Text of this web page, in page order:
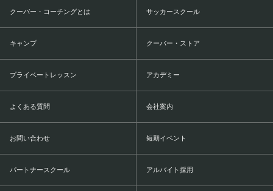
クーバー・コーチングとは サッカースクール
キャンプ クーバー・ストア
プライベートレッスン アカデミー
よくある質問 会社案内
お問い合わせ 短期イベント
パートナースクール アルバイト採用